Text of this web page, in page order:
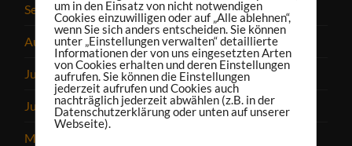
September 2024
August 2024
Juli 2024
Juni 2024
Mai 2024
um in den Einsatz von nicht notwendigen
Cookies einzuwilligen oder auf „Alle ablehnen“,
wenn Sie sich anders entscheiden. Sie können
unter „Einstellungen verwalten“ detaillierte
Informationen der von uns eingesetzten Arten
von Cookies erhalten und deren Einstellungen
aufrufen. Sie können die Einstellungen
jederzeit aufrufen und Cookies auch
nachträglich jederzeit abwählen (z.B. in der
Datenschutzerklärung oder unten auf unserer
Webseite).